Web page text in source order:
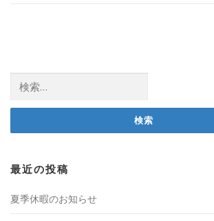
索:
最近の投稿
夏季休暇のお知らせ